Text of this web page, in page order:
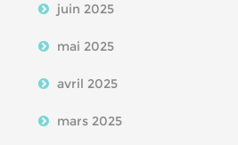
juin 2025
mai 2025
avril 2025
mars 2025